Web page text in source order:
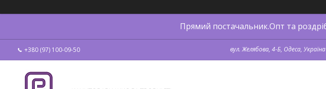
Прямий постачальник.Опт та
+380 (97) 100-09-50 вул. Желябова, 4-Б, Одеса, Україна